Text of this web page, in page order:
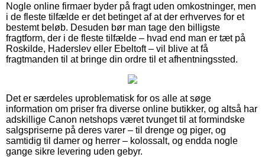
Nogle online firmaer byder på fragt uden omkostninger, men
i de fleste tilfælde er det betinget af at der erhverves for et
bestemt beløb. Desuden bør man tage den billigste
fragtform, der i de fleste tilfælde – hvad end man er tæt på
Roskilde, Haderslev eller Ebeltoft – vil blive at få
fragtmanden til at bringe din ordre til et afhentningssted.
Det er særdeles uproblematisk for os alle at søge
information om priser fra diverse online butikker, og altså har
adskillige Canon netshops været tvunget til at formindske
salgspriserne på deres varer – til drenge og piger, og
samtidig til damer og herrer – kolossalt, og endda nogle
gange sikre levering uden gebyr.